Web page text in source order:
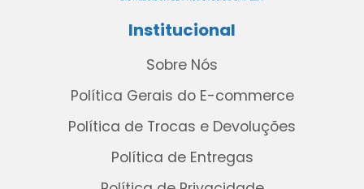
Institucional
Sobre Nós
Política Gerais do E-commerce
Política de Trocas e Devoluções
Política de Entregas